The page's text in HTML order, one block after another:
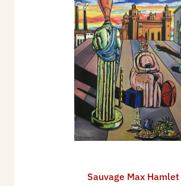
Sauvage Max Hamlet